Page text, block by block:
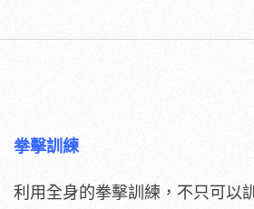
拳擊訓練
利用全身的拳擊訓練，不只可以